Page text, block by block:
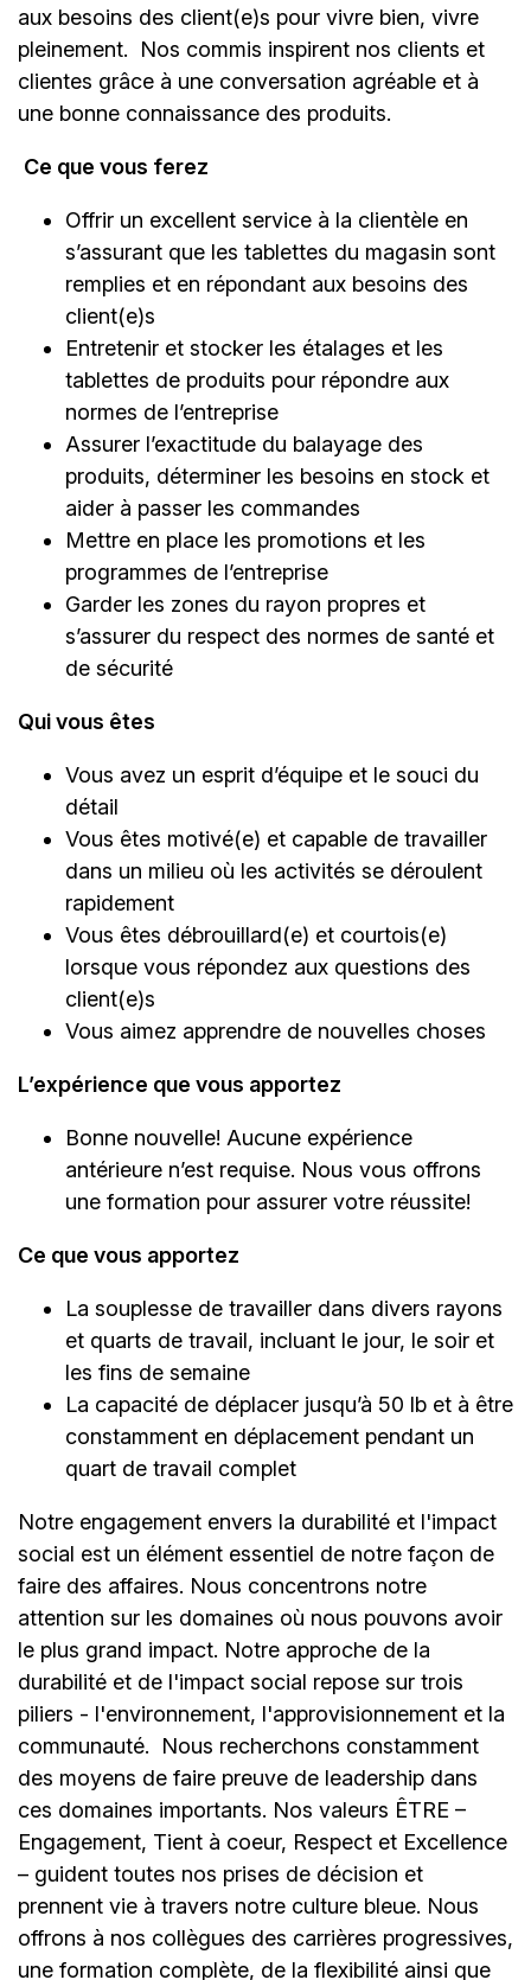
aux besoins des client(e)s pour vivre bien, vivre
pleinement. Nos commis inspirent nos clients et
clientes grâce à une conversation agréable et à
une bonne connaissance des produits.
Ce que vous ferez
Offrir un excellent service à la clientèle en
s’assurant que les tablettes du magasin sont
remplies et en répondant aux besoins des
client(e)s
Entretenir et stocker les étalages et les
tablettes de produits pour répondre aux
normes de l’entreprise
Assurer l’exactitude du balayage des
produits, déterminer les besoins en stock et
aider à passer les commandes
Mettre en place les promotions et les
programmes de l’entreprise
Garder les zones du rayon propres et
s’assurer du respect des normes de santé et
de sécurité
Qui vous êtes
Vous avez un esprit d’équipe et le souci du
détail
Vous êtes motivé(e) et capable de travailler
dans un milieu où les activités se déroulent
rapidement
Vous êtes débrouillard(e) et courtois(e)
lorsque vous répondez aux questions des
client(e)s
Vous aimez apprendre de nouvelles choses
L’expérience que vous apportez
Bonne nouvelle! Aucune expérience
antérieure n’est requise. Nous vous offrons
une formation pour assurer votre réussite!
Ce que vous apportez
La souplesse de travailler dans divers rayons
et quarts de travail, incluant le jour, le soir et
les fins de semaine
La capacité de déplacer jusqu’à 50 lb et à être
constamment en déplacement pendant un
quart de travail complet
Notre engagement envers la durabilité et l'impact
social est un élément essentiel de notre façon de
faire des affaires. Nous concentrons notre
attention sur les domaines où nous pouvons avoir
le plus grand impact. Notre approche de la
durabilité et de l'impact social repose sur trois
piliers - l'environnement, l'approvisionnement et la
communauté.
Nous recherchons constamment
des moyens de faire preuve de leadership dans
ces domaines importants. Nos valeurs ÊTRE –
Engagement, Tient à coeur, Respect et Excellence
– guident toutes nos prises de décision et
prennent vie à travers notre culture bleue. Nous
offrons à nos collègues des carrières progressives,
une formation complète, de la flexibilité ainsi que